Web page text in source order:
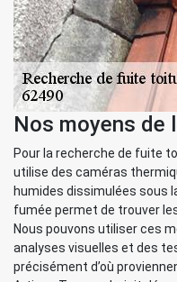
Nos moyens de
Pour la recherche de fuite
utilise des caméras
humides dissimulées sous
fumée permet de trouver
Nous pouvons utiliser ces
analyses visuelles et des
précisément d’où